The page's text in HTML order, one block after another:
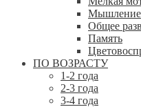
Мышление
Общее
Память
ПО ВОЗРАСТУ
1-2 года
2-3 года
3-4 года